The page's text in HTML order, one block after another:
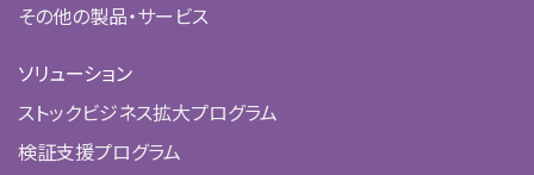
その他の製品・サービス
ソリューション
ストックビジネス拡大プログラム
検証支援プログラム